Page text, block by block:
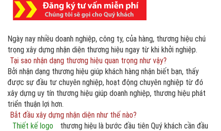
Ngày nay nhiều doanh nghiệp, công ty, của hàng, thương hiệu chú
trọng xây dựng nhận diện thương hiệu ngay từ khi khởi nghiệp.
Tại sao nhận dạng thương hiệu quan trọng như vậy?
Bởi nhận dạng thương hiệu giúp khách hàng nhận biết bạn, thấy
được sự đầu tư chuyên nghiệp, hoạt động chuyên nghiệp từ đó
xây dựng uy tín thương hiệu giúp doanh nghiệp, thương hiệu phát
triển thuận lợi hơn.
Bắt đầu xây dựng nhận diện như thế nào?
Thiết kế logo
thương hiệu là bước đầu tiên Quý khách cần đầu